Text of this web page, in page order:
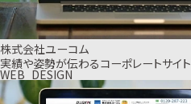
株式会社ユーコム
実績や姿勢が伝わるコーポレートサイト
WEB_DESIGN